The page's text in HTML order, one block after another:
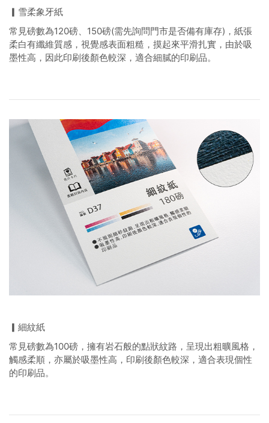
▎雪柔象牙紙
常見磅數為120磅、150磅(需先詢問門市是否備有庫存)，紙張
柔白有纖維質感，視覺感表面粗糙，摸起來平滑扎實，由於吸
墨性高，因此印刷後顏色較深，適合細膩的印刷品。
▎細紋紙
常見磅數為100磅，擁有岩石般的點狀紋路，呈現出粗曠風格，
觸感柔順，亦屬於吸墨性高，印刷後顏色較深，適合表現個性
的印刷品。